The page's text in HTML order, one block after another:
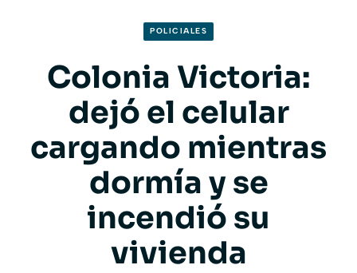
POLICIALES
Colonia Victoria:
dejó el celular
cargando mientras
dormía y se
incendió su
vivienda